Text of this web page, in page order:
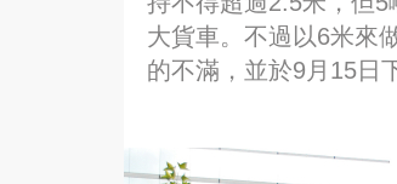
大貨車。不過以6米來
的不滿，並於9月15日